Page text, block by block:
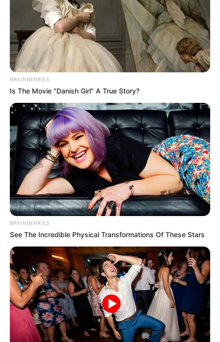
(foto: instagram/_seorina)
4. Di dapur untuk memasak atau berpose?
BRAINBERRIES
Is The Movie "Danish Girl" A True Story?
BRAINBERRIES
See The Incredible Physical Transformations Of These Stars